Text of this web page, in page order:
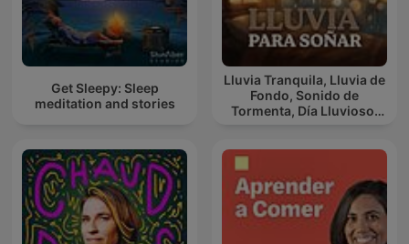
Get Sleepy: Sleep
meditation and stories
Lluvia Tranquila, Lluvia de
Fondo, Sonido de
Tormenta, Día Lluvioso,